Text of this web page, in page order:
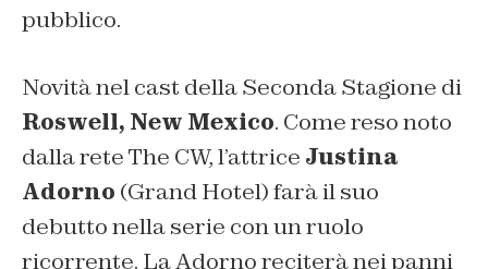
pubblico.
Novità nel cast della Seconda Stagione di
Roswell, New Mexico. Come reso noto
dalla rete The CW, l’attrice Justina
Adorno (Grand Hotel) farà il suo
debutto nella serie con un ruolo
ricorrente. La Adorno reciterà nei panni